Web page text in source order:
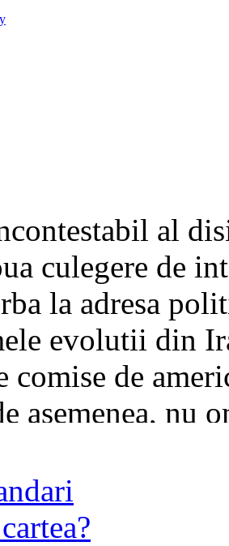
al
culegere de
la adresa
evolutii din
comise de
asemenea, nu
cum ar fi
dreptei